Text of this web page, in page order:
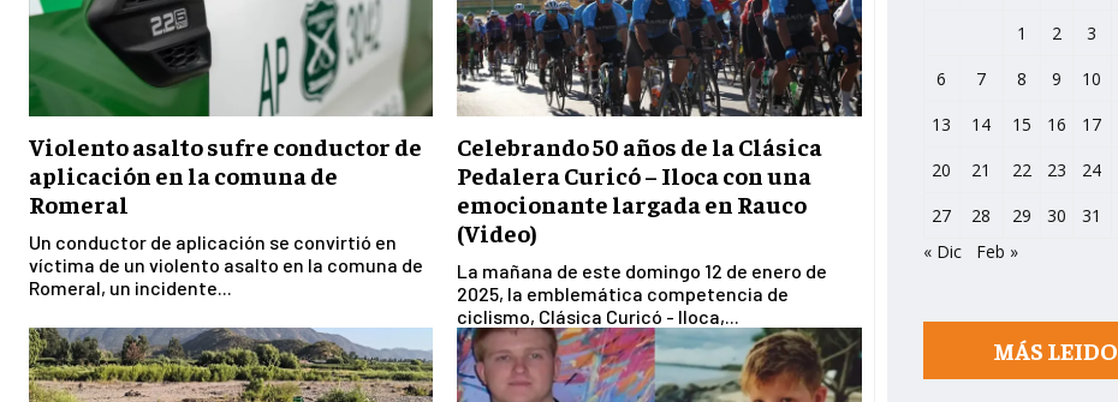
Violento asalto sufre conductor de
aplicación en la comuna de
Romeral
Un conductor de aplicación se convirtió en
víctima de un violento asalto en la comuna de
Romeral, un incidente...
Celebrando 50 años de la Clásica
Pedalera Curicó – Iloca con una
emocionante largada en Rauco
(Video)
La mañana de este domingo 12 de enero de
2025, la emblemática competencia de
ciclismo, Clásica Curicó - Iloca,...
1 2 3
6
7 8 9 10
13
14 15 16 17
20
21 22 23 24
27
28 29 30
31
« Dic
Feb »
MÁS LEIDO